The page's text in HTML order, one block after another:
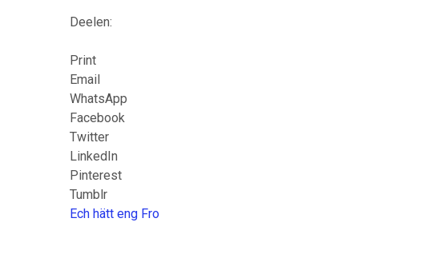
Deelen:
Print
Email
WhatsApp
Facebook
Twitter
LinkedIn
Pinterest
Tumblr
Ech hätt eng Fro